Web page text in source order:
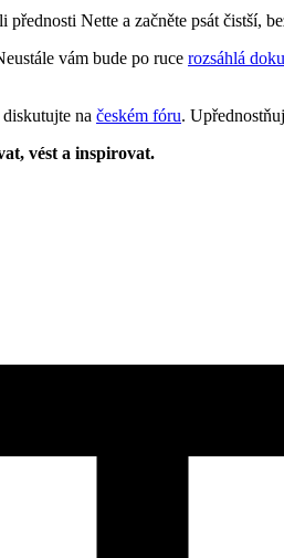
Nette a začněte psát čistší,
vám bude po ruce rozsáhlá
na českém fóru.
vést a inspirovat.